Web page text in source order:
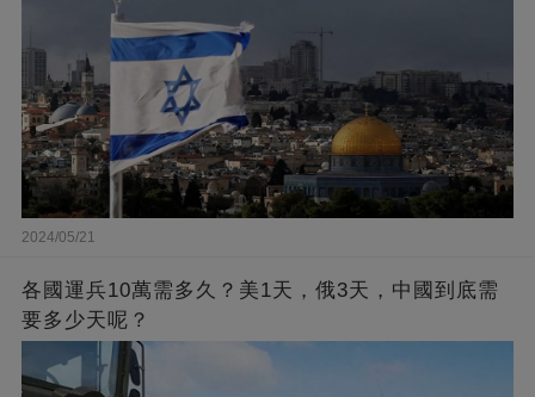
2024/05/21
各國運兵10萬需多久？美1天，俄3天，中國到底需
要多少天呢？